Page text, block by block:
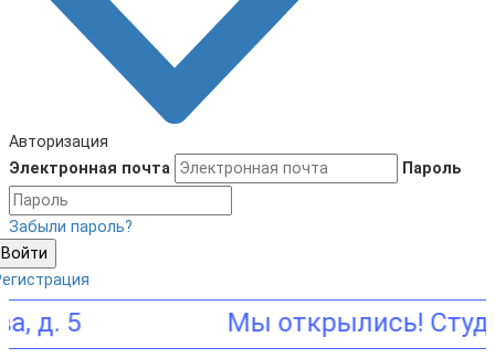
Авторизация
Электронная почта
Пароль
Забыли пароль?
Войти
5